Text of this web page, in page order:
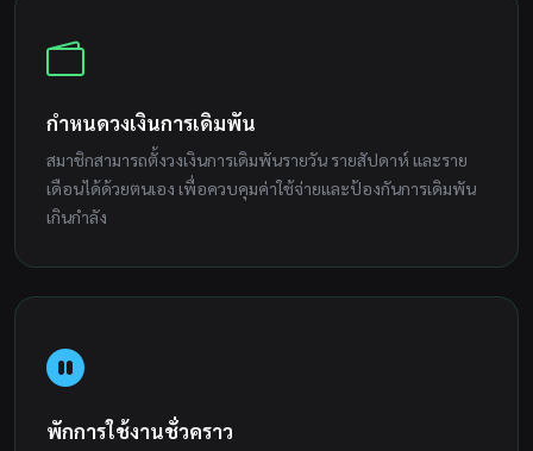
กำหนดวงเงินการเดิมพัน
สมาชิกสามารถตั้งวงเงินการเดิมพันรายวัน รายสัปดาห์ และราย
เดือนได้ด้วยตนเอง เพื่อควบคุมค่าใช้จ่ายและป้องกันการเดิมพัน
เกินกำลัง
พักการใช้งานชั่วคราว